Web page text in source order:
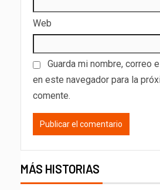
Web
Guarda mi nombre, correo
en este navegador para la
comente.
MÁS HISTORIAS